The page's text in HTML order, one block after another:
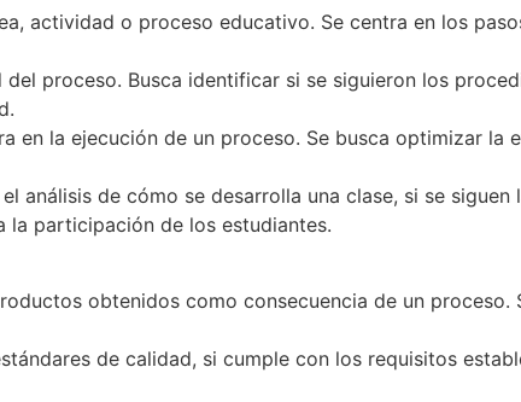
actividad o proceso educativo. Se centra en los
proceso. Busca identificar si se siguieron los
en la ejecución de un proceso. Se busca optimizar la
análisis de cómo se desarrolla una clase, si se siguen
participación de los estudiantes.
obtenidos como consecuencia de un proceso.
de calidad, si cumple con los requisitos